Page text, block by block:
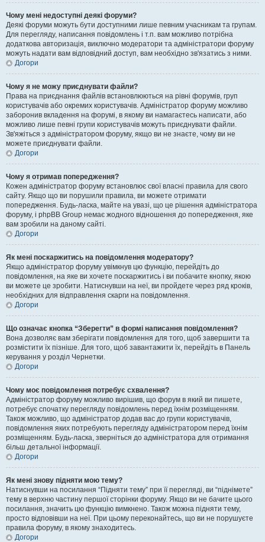
Чому мені недоступні деякі форуми?
Деякі форуми можуть бути доступними лише певним учасникам та групам.
Для перегляду, написання повідомлень і т.п. вам можливо потрібна
додаткова авторизація, виключно модератори та адміністратори форуму
можуть надати вам відповідний доступ, вам необхідно зв'язатись з ними.
Догори
Чому я не можу приєднувати файли?
Права на приєднання файлів встановлюються на рівні форумів, груп
користувачів або окремих користувачів. Адміністратор форуму можливо
заборонив вкладення на форумі, в якому ви намагаєтесь написати, або
можливо лише певні групи користувачів можуть приєднувати файли.
Зв'яжіться з адміністратором форуму, якщо ви не знаєте, чому ви не
можете приєднувати файли.
Догори
Чому я отримав попередження?
Кожен адміністратор форуму встановлює свої власні правила для свого
сайту. Якщо що ви порушили правила, ви можете отримати
попередження. Будь-ласка, майте на увазі, що це рішення адміністратора
форуму, і phpBB Group немає жодного відношення до попередження, яке
вам зробили на даному сайті.
Догори
Як мені поскаржитись на повідомлення модератору?
Якщо адміністратор форуму увімкнув цю функцію, перейдіть до
повідомлення, на яке ви хочете поскаржитись і ви побачите кнопку, якою
ви можете це зробити. Натиснувши на неї, ви пройдете через ряд кроків,
необхідних для відправлення скарги на повідомлення.
Догори
Що означає кнопка “Зберегти” в формі написання повідомлення?
Вона дозволяє вам зберігати повідомлення для того, щоб завершити та
розмістити їх пізніше. Для того, щоб завантажити їх, перейдіть в Панель
керування у розділ Чернетки.
Догори
Чому моє повідомлення потребує схвалення?
Адміністратор форуму можливо вирішив, що форум в який ви пишете,
потребує спочатку перегляду повідомлень перед їхнім розміщенням.
Також можливо, що адміністратор додав вас до групи користувачів,
повідомлення яких потребують перегляду адміністратором перед їхнім
розміщенням. Будь-ласка, зверніться до адміністратора для отримання
більш детальної інформації.
Догори
Як мені знову підняти мою тему?
Натиснувши на посилання “Підняти тему” при її перегляді, ви “піднімете”
тему в верхню частину першої сторінки форуму. Якщо ви не бачите цього
посилання, значить цю функцію вимкнено. Також можна підняти тему,
просто відповівши на неї. При цьому переконайтесь, що ви не порушуєте
правила форуму, в якому знаходитесь.
Догори